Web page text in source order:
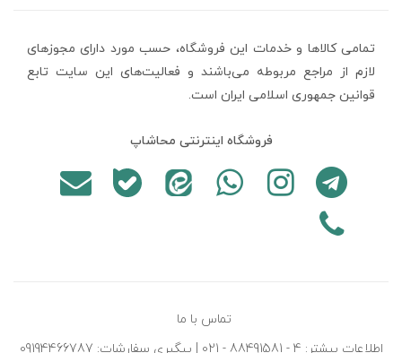
تمامی كالاها و خدمات اين فروشگاه، حسب مورد دارای مجوزهای
لازم از مراجع مربوطه می‌باشند و فعاليت‌های اين سايت تابع
قوانين جمهوری اسلامی ایران است.
فروشگاه اینترنتی محاشاپ
تماس با ما
اطلاعات بیشتر: 4 - 88491581 - 021 | پیگیری سفارشات: 09194466787